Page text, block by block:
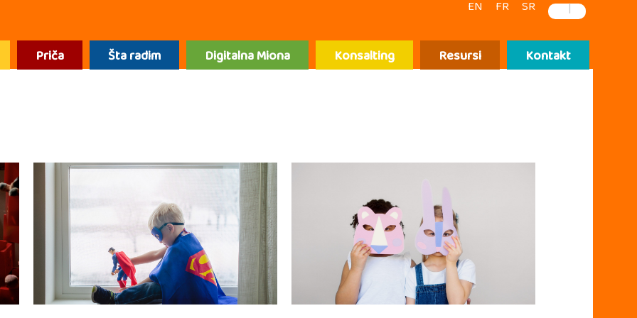
EN FR SR |
Priča Šta radim Digitalna Miona Konsalting Resursi Kontakt